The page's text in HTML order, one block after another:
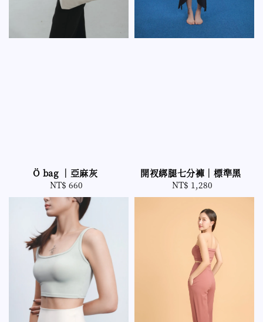
Ö bag ｜亞麻灰
Regular
price
NT$ 660
開衩綁腿七分褲｜標準黑
Regular
price
NT$ 1,280